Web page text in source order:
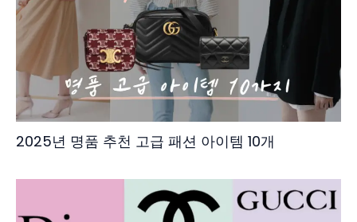
2025년 명품 추천 고급 패션 아이템 10개